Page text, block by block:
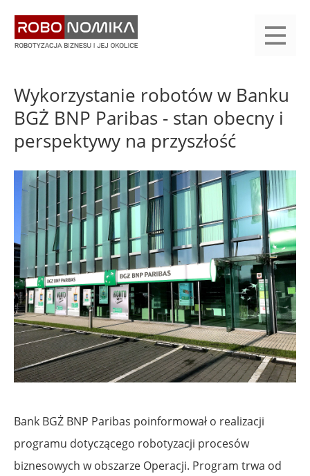
treści
yasne
main
menu
Wykorzystanie robotów w Banku
BGŻ BNP Paribas - stan obecny i
perspektywy na przyszłość
Bank BGŻ BNP Paribas poinformował o realizacji
programu dotyczącego robotyzacji procesów
biznesowych w obszarze Operacji. Program trwa od